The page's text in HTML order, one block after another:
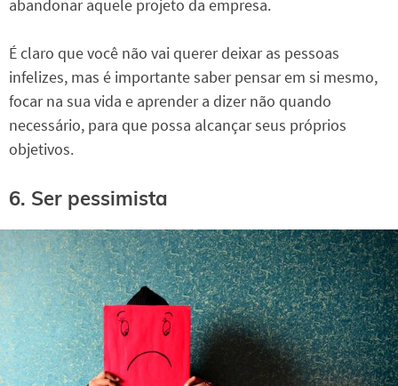
abandonar aquele projeto da empresa.
É claro que você não vai querer deixar as pessoas
infelizes, mas é importante saber pensar em si mesmo,
focar na sua vida e aprender a dizer não quando
necessário, para que possa alcançar seus próprios
objetivos.
6. Ser pessimista